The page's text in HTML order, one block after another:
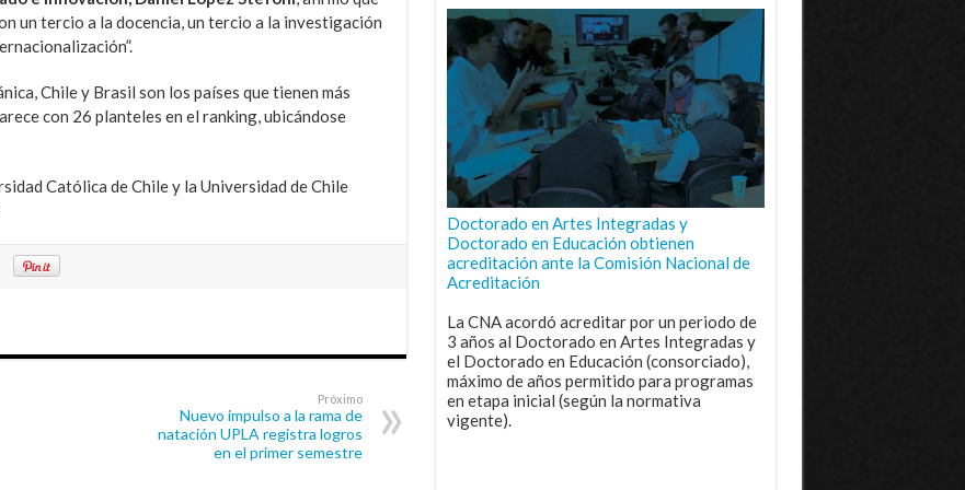
un tercio a la docencia, un tercio a la investigación
Chile y Brasil son los países que tienen más
con 26 planteles en el ranking, ubicándose
Católica de Chile y la Universidad de Chile
Próximo
Nuevo impulso a la rama de
natación UPLA registra logros
en el primer semestre
Doctorado en Artes Integradas y
Doctorado en Educación obtienen
acreditación ante la Comisión Nacional de
Acreditación
La CNA acordó acreditar por un periodo de
3 años al Doctorado en Artes Integradas y
el Doctorado en Educación (consorciado),
máximo de años permitido para programas
en etapa inicial (según la normativa
vigente).